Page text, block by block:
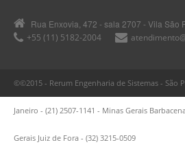
Rua Enxovia, 472 - sala 2707 - Vila São
+55 (11) 5182-2004
©©2015 - Rerum Engenharia de Sistemas - São
Janeiro - (21) 2507-1141 - Minas Gerais
Gerais Juiz de Fora - (32) 3215-0509